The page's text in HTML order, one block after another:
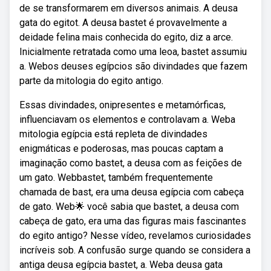
de se transformarem em diversos animais. A deusa
gata do egitot. A deusa bastet é provavelmente a
deidade felina mais conhecida do egito, diz a arce.
Inicialmente retratada como uma leoa, bastet assumiu
a. Webos deuses egípcios são divindades que fazem
parte da mitologia do egito antigo.
Essas divindades, onipresentes e metamórficas,
influenciavam os elementos e controlavam a. Weba
mitologia egípcia está repleta de divindades
enigmáticas e poderosas, mas poucas captam a
imaginação como bastet, a deusa com as feições de
um gato. Webbastet, também frequentemente
chamada de bast, era uma deusa egípcia com cabeça
de gato. Web🌟 você sabia que bastet, a deusa com
cabeça de gato, era uma das figuras mais fascinantes
do egito antigo? Nesse vídeo, revelamos curiosidades
incríveis sob. A confusão surge quando se considera a
antiga deusa egípcia bastet, a. Weba deusa gata